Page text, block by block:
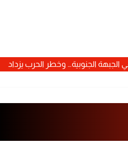
الجبهة الجنوبية… وخطر الحرب يزداد